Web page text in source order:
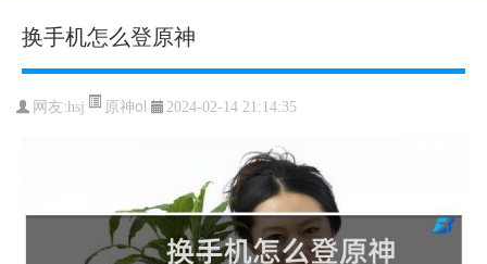
换手机怎么登原神
网友:hsj 原神ol 2024-02-14 21:14:35